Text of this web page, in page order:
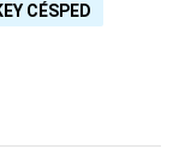
CÉSPED